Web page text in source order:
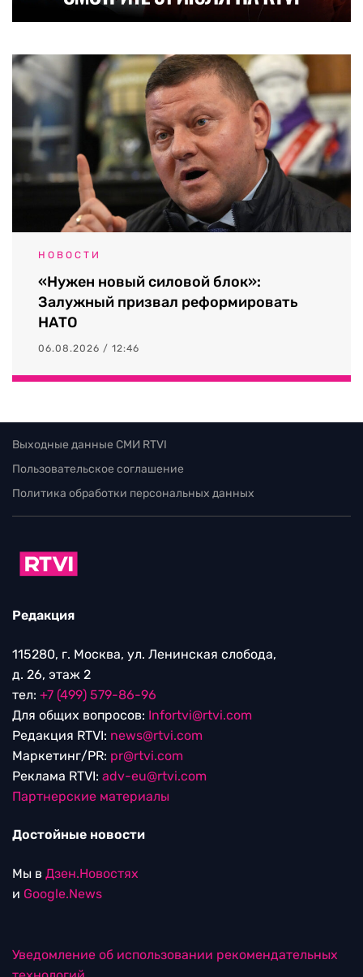
НОВОСТИ
«Нужен новый силовой блок»:
Залужный призвал реформировать
НАТО
06.08.2026 / 12:46
Выходные данные СМИ RTVI
Пользовательское соглашение
Политика обработки персональных данных
Редакция
115280, г. Москва, ул. Ленинская слобода,
д. 26, этаж 2
тел: +7 (499) 579-86-96
Для общих вопросов: Infortvi@rtvi.com
Редакция RTVI: news@rtvi.com
Маркетинг/PR: pr@rtvi.com
Реклама RTVI: adv-eu@rtvi.com
Партнерские материалы
Достойные новости
Мы в Дзен.Новостях
и Google.News
Уведомление об использовании рекомендательных